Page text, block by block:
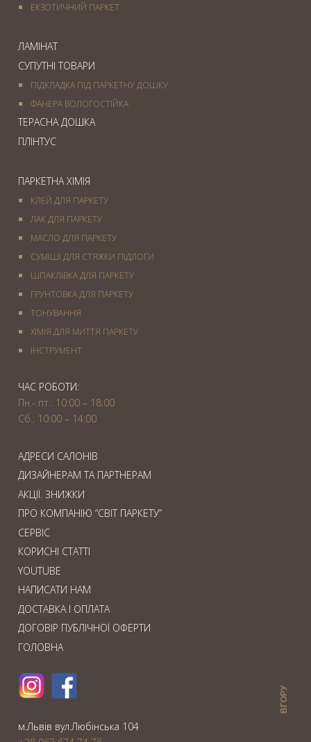
ЕКЗОТИЧНИЙ ПАРКЕТ
ЛАМІНАТ
СУПУТНІ ТОВАРИ
ПІДКЛАДКА ПІД ПАРКЕТНУ ДОШКУ
ФАНЕРА ВОЛОГОСТІЙКА
ТЕРАСНА ДОШКА
ПЛІНТУС
ПАРКЕТНА ХІМІЯ
КЛЕЙ ДЛЯ ПАРКЕТУ
ЛАК ДЛЯ ПАРКЕТУ
МАСЛО ДЛЯ ПАРКЕТУ
СУМІШІ ДЛЯ СТЯЖКИ ПІДЛОГИ
ШПАКЛІВКА ДЛЯ ПАРКЕТУ
ГРУНТОВКА ДЛЯ ПАРКЕТУ
ТОНУВАННЯ
ХІМІЯ ДЛЯ МИТТЯ ПАРКЕТУ
IНСТРУМЕНТ
ЧАС РОБОТИ:
Пн.- пт.: 10:00 – 18:00
Сб.: 10:00 – 14:00
АДРЕСИ САЛОНІВ
ДИЗАЙНЕРАМ ТА ПАРТНЕРАМ
АКЦІЇ. ЗНИЖКИ
ПРО КОМПАНІЮ “СВІТ ПАРКЕТУ”
СЕРВІС
КОРИСНІ СТАТТІ
YOUTUBE
НАПИСАТИ НАМ
ДОСТАВКА І ОПЛАТА
ДОГОВІР ПУБЛІЧНОЇ ОФЕРТИ
ГОЛОВНА
ВГОРУ
м.Львiв вул.Любiнська 104